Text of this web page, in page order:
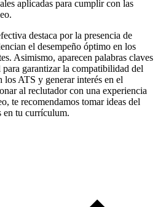
aplicadas para cumplir con las
destaca por la presencia de
el desempeño óptimo en los
Asimismo, aparecen palabras claves
garantizar la compatibilidad del
ATS y generar interés en el
al reclutador con una experiencia
te recomendamos tomar ideas del
en tu currículum.